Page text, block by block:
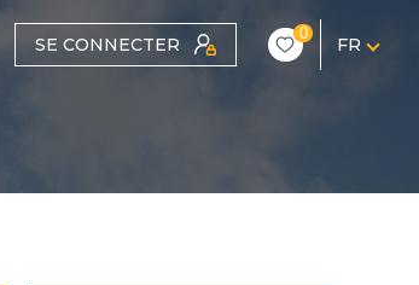
SE CONNECTER
0
FR